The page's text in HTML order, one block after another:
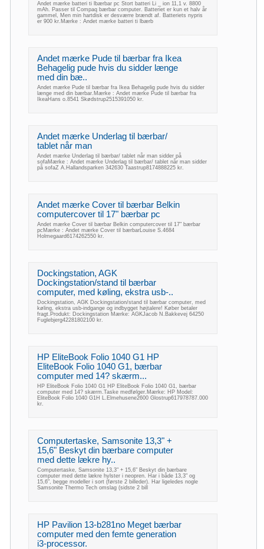
Andet mærke batteri ti lbærbar pc Stort batteri Li _ ion 11,1 v. 8800
mAh. Passer til Compaq bærbar computer. Batteriet er kun et halv år
gammel, Men min hartdisk er desværre brændt af. Batteriets nypris
er 900 kr.Mærke : Andet mærke batteri ti lbærb
Andet mærke Pude til bærbar fra Ikea
Behagelig pude hvis du sidder længe
med din bæ..
Andet mærke Pude til bærbar fra Ikea Behagelig pude hvis du sidder
længe med din bærbar.Mærke : Andet mærke Pude til bærbar fra
IkeaHans o.8541 Skødstrup2515391050 kr.
Andet mærke Underlag til bærbar/
tablet når man
Andet mærke Underlag til bærbar/ tablet når man sidder på
sofaMærke : Andet mærke Underlag til bærbar/ tablet når man sidder
på sofaZ A.Hallandsparken 342630 Taastrup8174888225 kr.
Andet mærke Cover til bærbar Belkin
computercover til 17" bærbar pc
Andet mærke Cover til bærbar Belkin computercover til 17" bærbar
pcMærke : Andet mærke Cover til bærbarLouise S.4684
Holmegaard6174262550 kr.
Dockingstation, AGK
Dockingstation/stand til bærbar
computer, med køling, ekstra usb-..
Dockingstation, AGK Dockingstation/stand til bærbar computer, med
køling, ekstra usb-indgange og indbygget højtalere! Køber betaler
fragt.Produkt: Dockingstation Mærke: AGKJacob N.Bakkevej 64250
Fuglebjerg42281802100 kr.
HP EliteBook Folio 1040 G1 HP
EliteBook Folio 1040 G1, bærbar
computer med 14? skærm...
HP EliteBook Folio 1040 G1 HP EliteBook Folio 1040 G1, bærbar
computer med 14? skærm.Taske medfølger.Mærke: HP Model:
EliteBook Folio 1040 G1H L.Elmehusene2600 Glostrup617978787.000
kr.
Computertaske, Samsonite 13,3" +
15,6" Beskyt din bærbare computer
med dette lækre hy..
Computertaske, Samsonite 13,3" + 15,6" Beskyt din bærbare
computer med dette lækre hylster i neopren. Har i både 13,3" og
15,6", begge modeller i sort (første 2 billeder). Har ligeledes nogle
Samsonite Thermo Tech omslag (sidste 2 bill
HP Pavilion 13-b281no Meget bærbar
computer med den femte generation
i3-processor.